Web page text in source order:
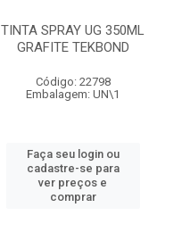
TINTA SPRAY UG 350ML
GRAFITE TEKBOND
Código: 22798
Embalagem: UN\1
Faça seu login ou
cadastre-se para
ver preços e
comprar